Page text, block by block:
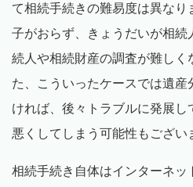
て相続手続きの難易度は異なり
子がおらず、きょうだいが相続
続人や相続財産の調査が難しく
た、こういったケースでは遺
ければ、後々トラブルに発展
悪くしてしまう可能性もござい
相続手続き自体はインターネッ